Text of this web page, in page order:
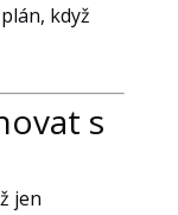
když
s
jen